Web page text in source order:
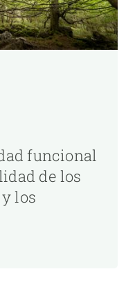
funcional
de los
los